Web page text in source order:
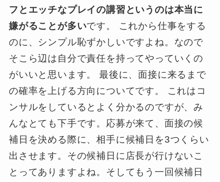
フとエッチなプレイの講習というのは本当に
嫌がることが多いです。 これから仕事をする
のに、シンプル恥ずかしいですよね。なので
そこら辺は自分で責任を持ってやっていくの
がいいと思います。 最後に、面接に来るまで
の確率を上げる方向についてです。 これはコ
ンサルをしているとよく分かるのですが、み
んなとても下手です。応募が来て、面接の候
補日を決める際に、相手に候補日を3つくらい
出させます。その候補日に店長が行けないこ
とってありますよね。そしてもう一回候補日